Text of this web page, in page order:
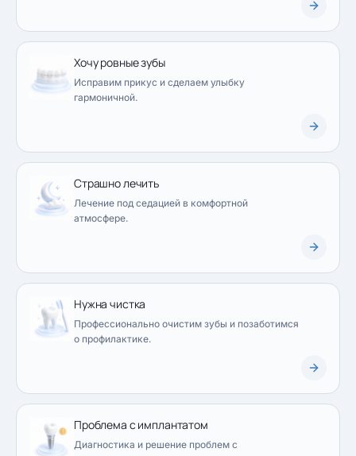
Хочу ровные зубы
Исправим прикус и сделаем улыбку
гармоничной.
Страшно лечить
Лечение под седацией в комфортной
атмосфере.
Нужна чистка
Профессионально очистим зубы и позаботимся
о профилактике.
Проблема с имплантатом
Диагностика и решение проблем с